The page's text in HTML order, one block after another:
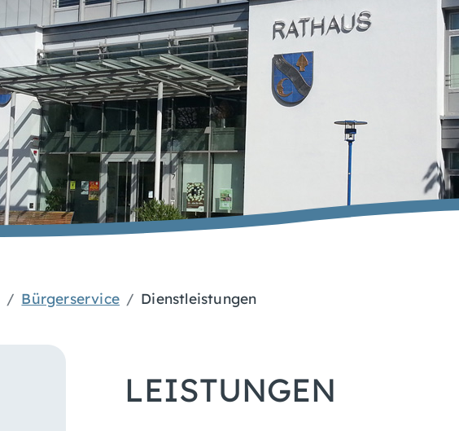
Bürgerservice Dienstleistungen
LEISTUNGEN